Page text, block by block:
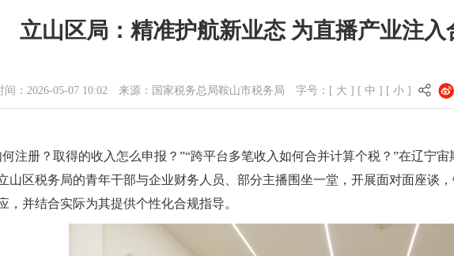
立山区局：精准护航新业态 为直播产业注入
间：2026-05-07 10:02 来源： 国家税务总局鞍山市税务局 字号：[ 大 ] [ 中 ] [ 小 ]
注册？取得的收入怎么申报？”“跨平台多笔收入如何合并计算个税？”在辽宁
山区税务局的青年干部与企业财务人员、部分主播围坐一堂，开展面对面座谈
，并结合实际为其提供个性化合规指导。